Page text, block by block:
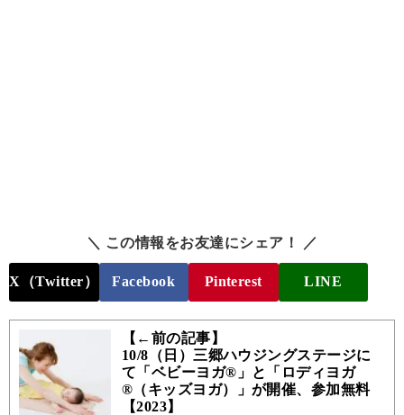
＼ この情報をお友達にシェア！ ／
X（Twitter） Facebook Pinterest LINE
【←前の記事】
10/8（日）三郷ハウジングステージに
て「ベビーヨガ®」と「ロディヨガ
®（キッズヨガ）」が開催、参加無料
【2023】